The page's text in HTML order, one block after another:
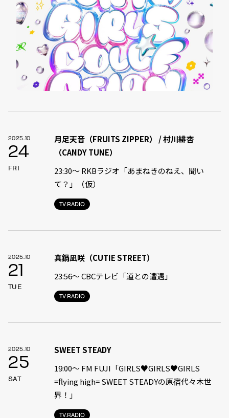
2025.10
24
FRI
TV.RADIO
月足天音（FRUITS ZIPPER） / 村川緋杏
（CANDY TUNE）
23:30〜 RKBラジオ「あまねきのねえ、聞い
て？」（仮）
2025.10
21
TUE
TV.RADIO
真鍋凪咲（CUTIE STREET）
23:56〜 CBCテレビ「道との遭遇」
2025.10
25
SAT
TV.RADIO
SWEET STEADY
19:00〜 FM FUJI「GIRLS♥GIRLS♥GIRLS
=flying high= SWEET STEADYの原宿代々木世
界！」